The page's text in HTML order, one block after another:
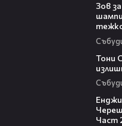
Зов
Тони
Част